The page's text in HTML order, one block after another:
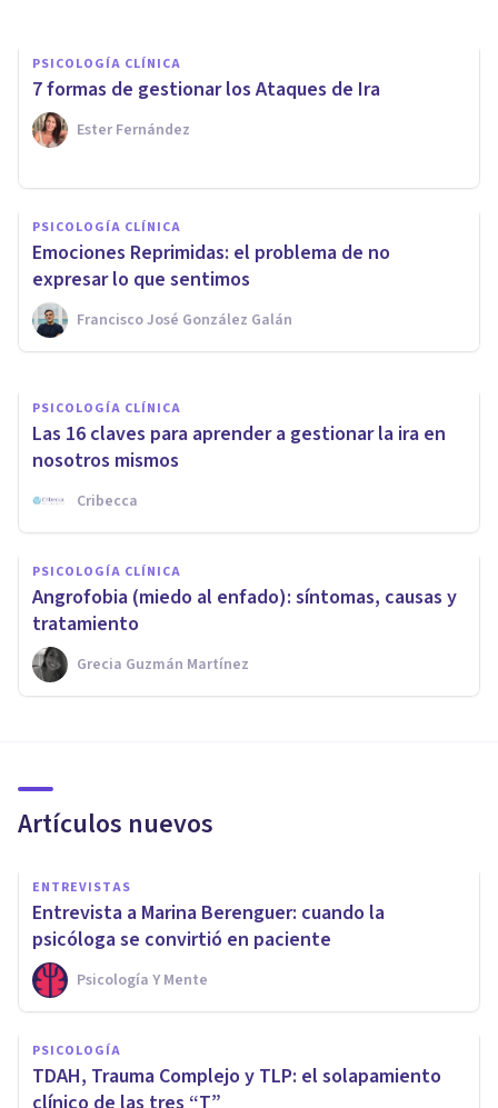
PSICOLOGÍA CLÍNICA
7 formas de gestionar los Ataques de Ira
Ester Fernández
PSICOLOGÍA CLÍNICA
Emociones Reprimidas: el problema de no
expresar lo que sentimos
Francisco José González Galán
Consejos para decir 'no' sin
sentirte culpable
Cribecca
PSICOLOGÍA CLÍNICA
Las 16 claves para aprender a gestionar la ira en
nosotros mismos
Cribecca
PSICOLOGÍA CLÍNICA
Angrofobia (miedo al enfado): síntomas, causas y
tratamiento
Grecia Guzmán Martínez
Artículos nuevos
ENTREVISTAS
Entrevista a Marina Berenguer: cuando la
psicóloga se convirtió en paciente
Psicología Y Mente
PSICOLOGÍA
TDAH, Trauma Complejo y TLP: el solapamiento